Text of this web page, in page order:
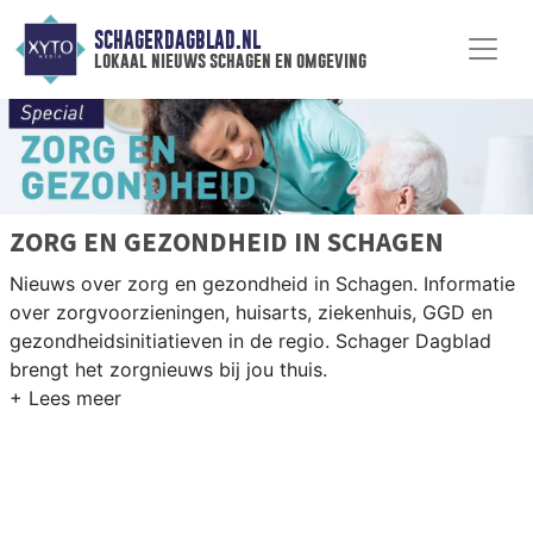
SCHAGERDAGBLAD.NL
lokaal nieuws schagen en omgeving
ZORG EN GEZONDHEID IN SCHAGEN
Nieuws over zorg en gezondheid in Schagen. Informatie
over zorgvoorzieningen, huisarts, ziekenhuis, GGD en
gezondheidsinitiatieven in de regio. Schager Dagblad
brengt het zorgnieuws bij jou thuis.